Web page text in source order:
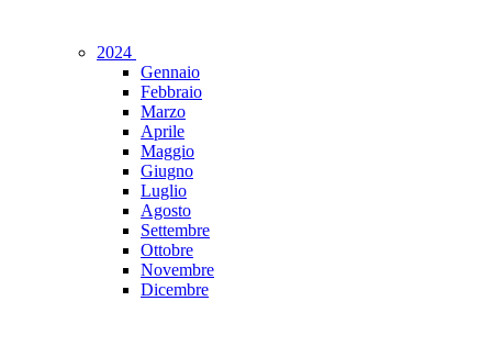
2024
Gennaio
Febbraio
Marzo
Aprile
Maggio
Giugno
Luglio
Agosto
Settembre
Ottobre
Novembre
Dicembre